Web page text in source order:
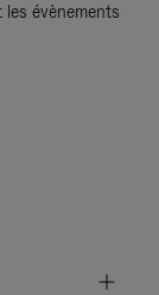
évènements